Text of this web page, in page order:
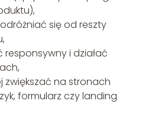
się od reszty
i działać
zwiększać na stronach
formularz czy landing